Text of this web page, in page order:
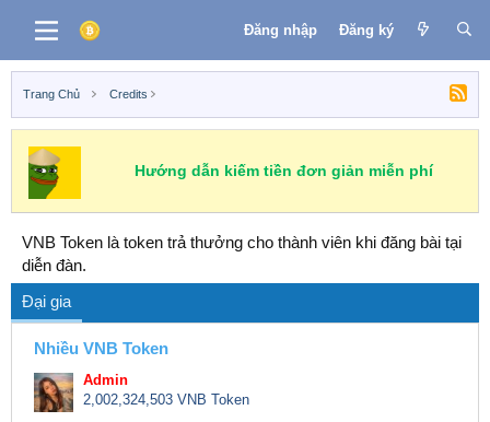
Đăng nhập Đăng ký
Trang Chủ Credits
Hướng dẫn kiếm tiền đơn giản miễn phí
VNB Token là token trả thưởng cho thành viên khi đăng bài tại
diễn đàn.
Đại gia
Nhiều VNB Token
Admin
2,002,324,503 VNB Token